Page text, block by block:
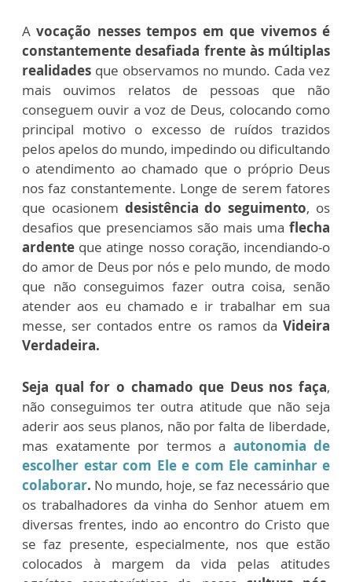
A vocação nesses tempos em que vivemos é
constantemente desafiada frente às múltiplas
realidades que observamos no mundo. Cada vez
mais ouvimos relatos de pessoas que não
conseguem ouvir a voz de Deus, colocando como
principal motivo o excesso de ruídos trazidos
pelos apelos do mundo, impedindo ou dificultando
o atendimento ao chamado que o próprio Deus
nos faz constantemente. Longe de serem fatores
que ocasionem desistência do seguimento, os
desafios que presenciamos são mais uma flecha
ardente que atinge nosso coração, incendiando-o
do amor de Deus por nós e pelo mundo, de modo
que não conseguimos fazer outra coisa, senão
atender aos eu chamado e ir trabalhar em sua
messe, ser contados entre os ramos da Videira
Verdadeira.
Seja qual for o chamado que Deus nos faça,
não conseguimos ter outra atitude que não seja
aderir aos seus planos, não por falta de liberdade,
mas exatamente por termos a autonomia de
escolher estar com Ele e com Ele caminhar e
colaborar. No mundo, hoje, se faz necessário que
os trabalhadores da vinha do Senhor atuem em
diversas frentes, indo ao encontro do Cristo que
se faz presente, especialmente, nos que estão
colocados à margem da vida pelas atitudes